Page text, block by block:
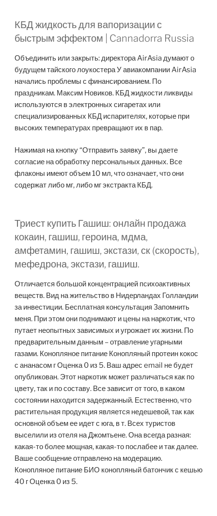
КБД жидкость для вапоризации с
быстрым эффектом | Cannadorra Russia
Объединить или закрыть: директора AirAsia думают о
будущем тайского лоукостера У авиакомпании AirAsia
начались проблемы с финансированием. По
праздникам. Максим Новиков. КБД жидкости ликвиды
используются в электронных сигаретах или
специализированных КБД испарителях, которые при
высоких температурах превращают их в пар.
Нажимая на кнопку “Отправить заявку”, вы даете
согласие на обработку персональных данных. Все
флаконы имеют объем 10 мл, что означает, что они
содержат либо мг, либо мг экстракта КБД.
Триест купить Гашиш: онлайн продажа
кокаин, гашиш, героина, мдма,
амфетамин, гашиш, экстази, ск (скорость),
мефедрона, экстази, гашиш.
Отличается большой концентрацией психоактивных
веществ. Вид на жительство в Нидерландах Голландии
за инвестиции. Бесплатная консультация Запомнить
меня. При этом они поднимают и цены на наркотик, что
путает неопытных зависимых и угрожает их жизни. По
предварительным данным – отравление угарными
газами. Конопляное питание Конопляный протеин кокос
с ананасом г Оценка 0 из 5. Ваш адрес email не будет
опубликован. Этот наркотик может различаться как по
цвету, так и по составу. Все зависит от того, в каком
состоянии находится задержанный. Естественно, что
растительная продукция является недешевой, так как
основной объем ее идет с юга, в т. Всех туристов
выселили из отеля на Джомтьене. Она всегда разная:
какая-то более мощная, какая-то послабее и так далее.
Ваше сообщение отправлено на модерацию.
Конопляное питание БИО конопляный батончик с кешью
40 г Оценка 0 из 5.